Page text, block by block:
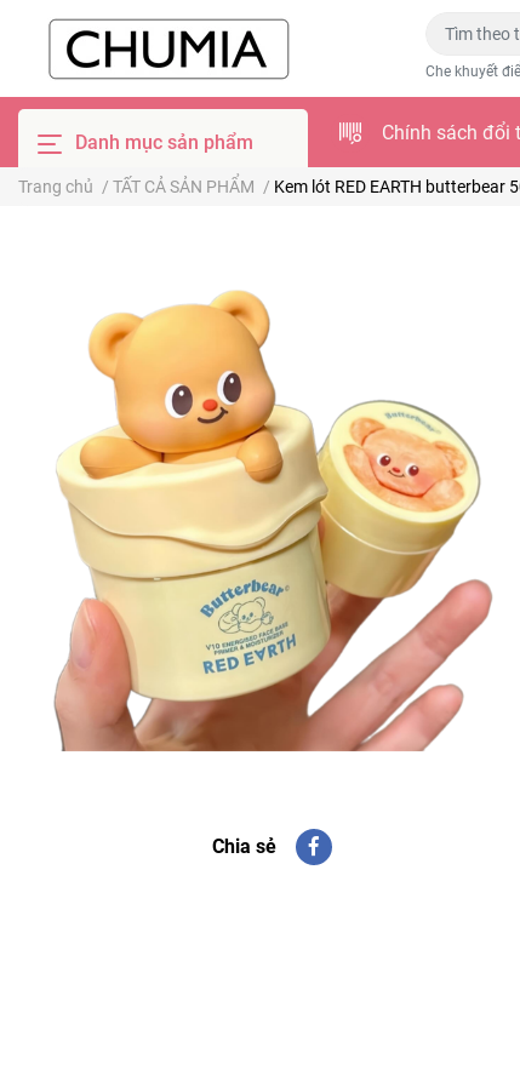
Che khuyết
Danh mục sản phẩm Chính sách đổi
Trang chủ / TẤT CẢ SẢN PHẨM / Kem lót RED EARTH butterbear
Chia sẻ